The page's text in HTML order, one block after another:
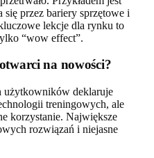
przez bariery sprzętowe i
lekcje dla rynku to
“wow effect”.
na nowości?
użytkowników deklaruje
treningowych, ale
korzystanie. Największe
rozwiązań i niejasne